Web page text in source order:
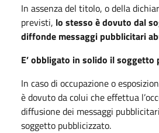
In assenza del titolo, o della
previsti, lo stesso è dovuto dal
diffonde messaggi pubblicitari
E’ obbligato in solido il soggetto
In caso di occupazione o
è dovuto da colui che effettua
diffusione dei messaggi
soggetto pubblicizzato.